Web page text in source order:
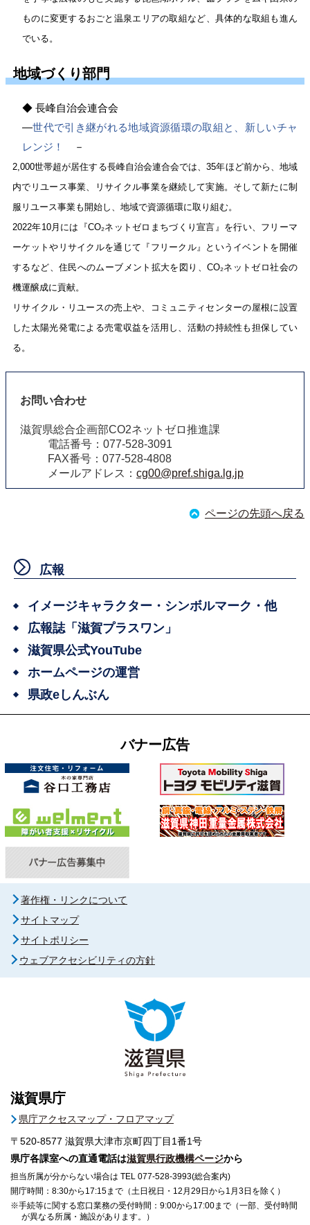
ものに変更するおごと温泉エリアの取組など、具体的な取組も進ん
でいる。
地域づくり部門
◆ 長峰自治会連合会
―世代で引き継がれる地域資源循環の取組と、新しいチャ
レンジ！
－
2,000世帯超が居住する長峰自治会連合会では、35年ほど前から、地域
内でリユース事業、リサイクル事業を継続して実施。そして新たに制
服リユース事業も開始し、地域で資源循環に取り組む。
2022年10月には『CO₂ネットゼロまちづくり宣言』を行い、フリーマ
ーケットやリサイクルを通じて『フリークル』というイベントを開催
するなど、住民へのムーブメント拡大を図り、CO₂ネットゼロ社会の
機運醸成に貢献。
リサイクル・リユースの売上や、コミュニティセンターの屋根に設置
した太陽光発電による売電収益を活用し、活動の持続性も担保してい
る。
お問い合わせ
滋賀県総合企画部CO2ネットゼロ推進課
電話番号：077-528-3091
FAX番号：077-528-4808
メールアドレス： cg00@pref.shiga.lg.jp
ページの先頭へ戻る
広報
イメージキャラクター・シンボルマーク・他
広報誌「滋賀プラスワン」
滋賀県公式YouTube
ホームページの運営
県政eしんぶん
バナー広告
著作権・リンクについて
サイトマップ
サイトポリシー
ウェブアクセシビリティの方針
滋賀県庁
県庁アクセスマップ・フロアマップ
〒520-8577 滋賀県大津市京町四丁目1番1号
県庁各課室への直通電話は滋賀県行政機構ページから
担当所属が分からない場合は TEL 077-528-3993(総合案内)
開庁時間：8:30から17:15まで（土日祝日・12月29日から1月3日を除く）
※手続等に関する窓口業務の受付時間：9:00から17:00まで（一部、受付時間
が異なる所属・施設があります。）